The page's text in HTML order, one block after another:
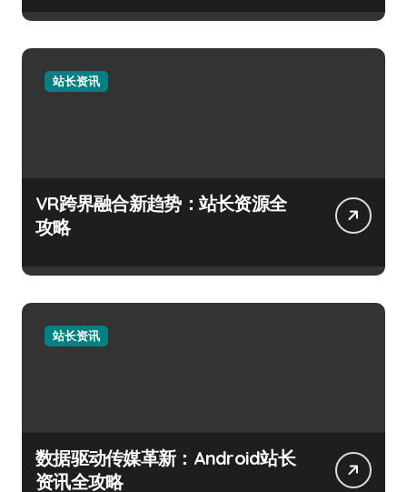
站长资讯
VR跨界融合新趋势：站长资源全
攻略
站长资讯
数据驱动传媒革新：Android站长
资讯全攻略